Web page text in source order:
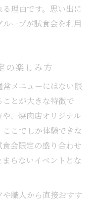
や友人との絆
節ごとの楽しみ
る地元食文化
理由です。思い出に
ープが試食会を利用
の楽しみ方
メニューにはない限
とが大きな特徴で
、焼肉店オリジナル
こでしか体験できな
会限定の盛り合わせ
らないイベントとな
職人から直接おすす